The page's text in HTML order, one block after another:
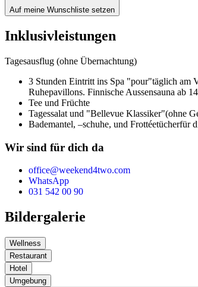
Auf meine Wunschliste setzen
Inklusivleistungen
Tagesausflug (ohne Übernachtung)
3 Stunden Eintritt ins Spa "pour"täglich am
Ruhepavillons. Finnische Aussensauna ab
Tee und Früchte
Tagessalat und "Bellevue Klassiker"(ohne
Bademantel, –schuhe, und Frottéetücherfür
Wir sind für dich da
office@weekend4two.com
WhatsApp
031 542 00 90
Bildergalerie
Wellness
Restaurant
Hotel
Umgebung